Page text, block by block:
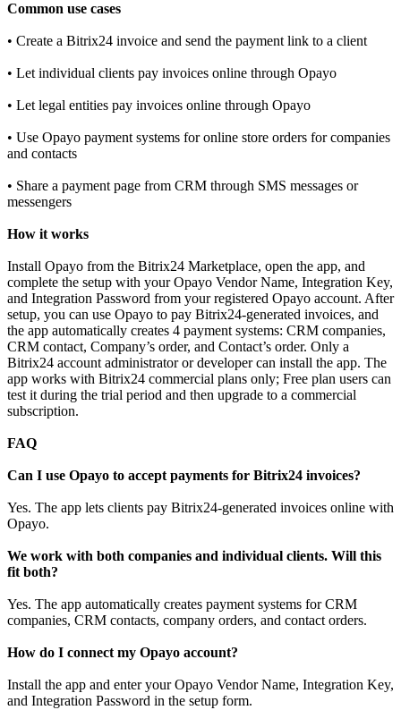
Common use cases
• Create a Bitrix24 invoice and send the payment link to a client
• Let individual clients pay invoices online through Opayo
• Let legal entities pay invoices online through Opayo
• Use Opayo payment systems for online store orders for companies
and contacts
• Share a payment page from CRM through SMS messages or
messengers
How it works
Install Opayo from the Bitrix24 Marketplace, open the app, and
complete the setup with your Opayo Vendor Name, Integration Key,
and Integration Password from your registered Opayo account. After
setup, you can use Opayo to pay Bitrix24-generated invoices, and
the app automatically creates 4 payment systems: CRM companies,
CRM contact, Company’s order, and Contact’s order. Only a
Bitrix24 account administrator or developer can install the app. The
app works with Bitrix24 commercial plans only; Free plan users can
test it during the trial period and then upgrade to a commercial
subscription.
FAQ
Can I use Opayo to accept payments for Bitrix24 invoices?
Yes. The app lets clients pay Bitrix24-generated invoices online with
Opayo.
We work with both companies and individual clients. Will this
fit both?
Yes. The app automatically creates payment systems for CRM
companies, CRM contacts, company orders, and contact orders.
How do I connect my Opayo account?
Install the app and enter your Opayo Vendor Name, Integration Key,
and Integration Password in the setup form.